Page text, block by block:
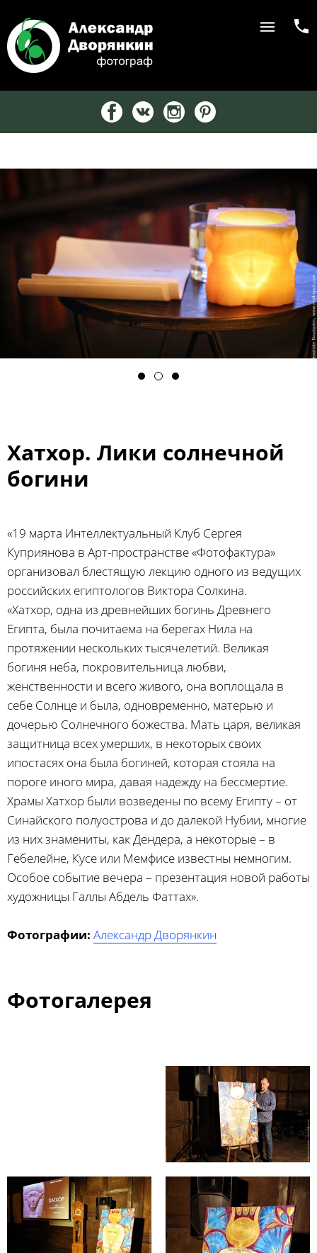
Хатхор. Лики солнечной
богини
«19 марта Интеллектуальный Клуб Сергея
Куприянова в Арт-пространстве «Фотофактура»
организовал блестящую лекцию одного из ведущих
российских египтологов Виктора Солкина.
«Хатхор, одна из древнейших богинь Древнего
Египта, была почитаема на берегах Нила на
протяжении нескольких тысячелетий. Великая
богиня неба, покровительница любви,
женственности и всего живого, она воплощала в
себе Солнце и была, одновременно, матерью и
дочерью Солнечного божества. Мать царя, великая
защитница всех умерших, в некоторых своих
ипостасях она была богиней, которая стояла на
пороге иного мира, давая надежду на бессмертие.
Храмы Хатхор были возведены по всему Египту – от
Синайского полуострова и до далекой Нубии, многие
из них знамениты, как Дендера, а некоторые – в
Гебелейне, Кусе или Мемфисе известны немногим.
Особое событие вечера – презентация новой работы
художницы Галлы Абдель Фаттах».
Фотографии: Александр Дворянкин
Фотогалерея